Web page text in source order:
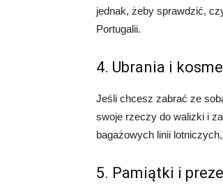
jednak, żeby sprawdzić,
Portugalii.
4. Ubrania i
Jeśli chcesz zabrać ze
swoje rzeczy do walizki i
bagażowych linii
5. Pamiątki i